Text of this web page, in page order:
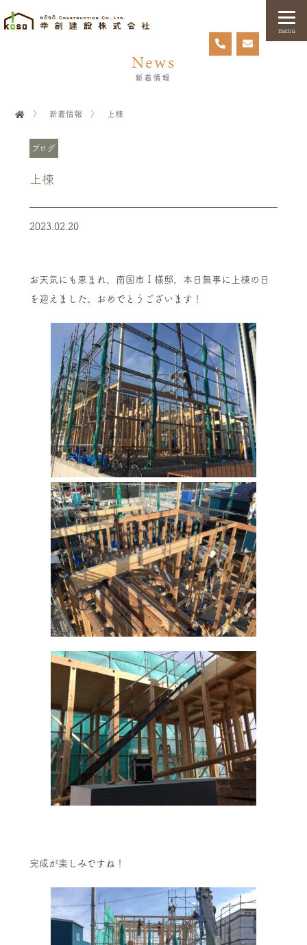
menu
News
新着情報
〉 新着情報 〉 上棟
ブログ
上棟
2023.02.20
お天気にも恵まれ、南国市Ｉ様邸、本日無事に上棟の日
を迎えました。おめでとうございます！
完成が楽しみですね！